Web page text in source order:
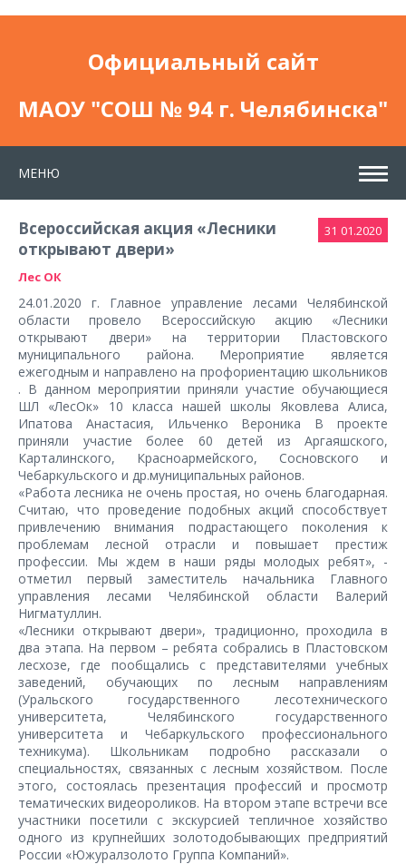
Официальный сайт
МАОУ "СОШ № 94 г. Челябинска"
МЕНЮ
31 01.2020
Всероссийская акция «Лесники
открывают двери»
Лес ОК
24.01.2020 г. Главное управление лесами Челябинской
области провело Всероссийскую акцию «Лесники
открывают двери» на территории Пластовского
муниципального района. Мероприятие является
ежегодным и направлено на профориентацию школьников
. В данном мероприятии приняли участие обучающиеся
ШЛ «ЛесОк» 10 класса нашей школы Яковлева Алиса,
Ипатова Анастасия, Ильченко Вероника В проекте
приняли участие более 60 детей из Аргаяшского,
Карталинского, Красноармейского, Сосновского и
Чебаркульского и др.муниципальных районов.
«Работа лесника не очень простая, но очень благодарная.
Считаю, что проведение подобных акций способствует
привлечению внимания подрастающего поколения к
проблемам лесной отрасли и повышает престиж
профессии. Мы ждем в наши ряды молодых ребят», -
отметил первый заместитель начальника Главного
управления лесами Челябинской области Валерий
Нигматуллин.
«Лесники открывают двери», традиционно, проходила в
два этапа. На первом – ребята собрались в Пластовском
лесхозе, где пообщались с представителями учебных
заведений, обучающих по лесным направлениям
(Уральского государственного лесотехнического
университета, Челябинского государственного
университета и Чебаркульского профессионального
техникума). Школьникам подробно рассказали о
специальностях, связанных с лесным хозяйством. После
этого, состоялась презентация профессий и просмотр
тематических видеороликов. На втором этапе встречи все
участники посетили с экскурсией тепличное хозяйство
одного из крупнейших золотодобывающих предприятий
России «Южуралзолото Группа Компаний».